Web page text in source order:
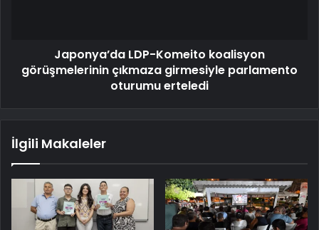
Japonya’da LDP-Komeito koalisyon
görüşmelerinin çıkmaza girmesiyle parlamento
oturumu erteledi
İlgili Makaleler